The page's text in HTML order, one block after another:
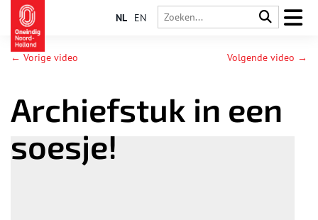
NL EN
← Vorige video Volgende video →
Archiefstuk in een
soesje!